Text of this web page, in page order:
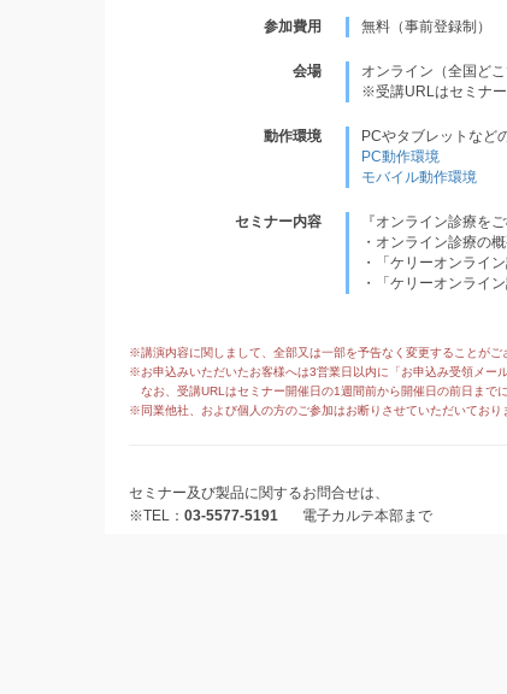
参加費用 無料（事前登録制）
会場
オンライン（全国どこ
※受講URLはセミナー
動作環境
PCやタブレットなど
PC動作環境
モバイル動作環境
セミナー内容
『オンライン診療を
・オンライン診療
・「ケリーオンライ
・「ケリーオンライ
※講演内容に関しまして、全部又は一部を予告なく変更することがご
※お申込みいただいたお客様へは3営業日以内に「お申込み受領メー
なお、受講URLはセミナー開催日の1週間前から開催日の前日まで
※同業他社、および個人の方のご参加はお断りさせていただいており
セミナー及び製品に関するお問合せは、
※TEL： 03-5577-5191 電子カルテ本部まで